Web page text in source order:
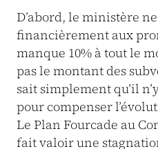
D’abord, le ministère
financièrement aux
manque 10% à tout le
pas le montant des
sait simplement qu’il
pour compenser
Le Plan Fourcade au
fait valoir une